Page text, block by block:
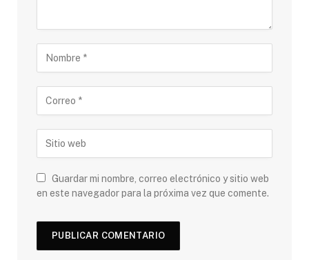
Guardar mi nombre, correo electrónico y sitio web
en este navegador para la próxima vez que comente.